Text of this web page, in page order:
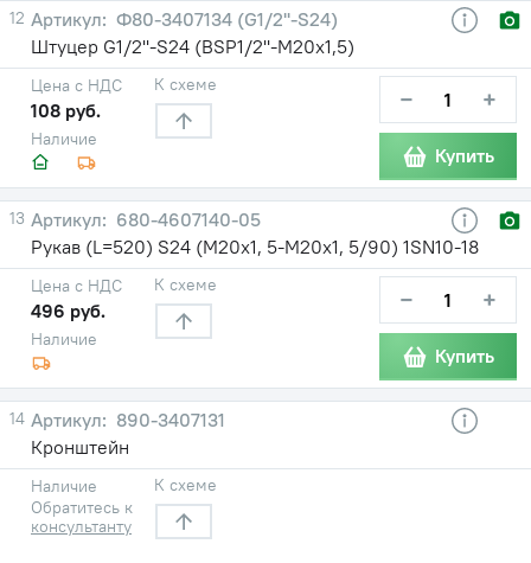
12
Ф80-3407134 (G1/2''-S24)
Штуцер G1/2''-S24 (BSP1/2''-М20х1,5)
Наличие
Цена с НДС
108 руб.
К схеме − +
Купить
13
680-4607140-05
Рукав (L=520) S24 (М20х1, 5-М20х1, 5/90) 1SN10-18
Наличие
Цена с НДС
496 руб.
К схеме − +
Купить
14
890-3407131
Кронштейн
Наличие
Обратитесь к
консультанту
К схеме